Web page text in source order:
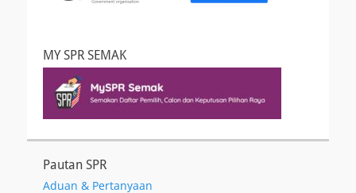
MY SPR SEMAK
Pautan SPR
Aduan & Pertanyaan